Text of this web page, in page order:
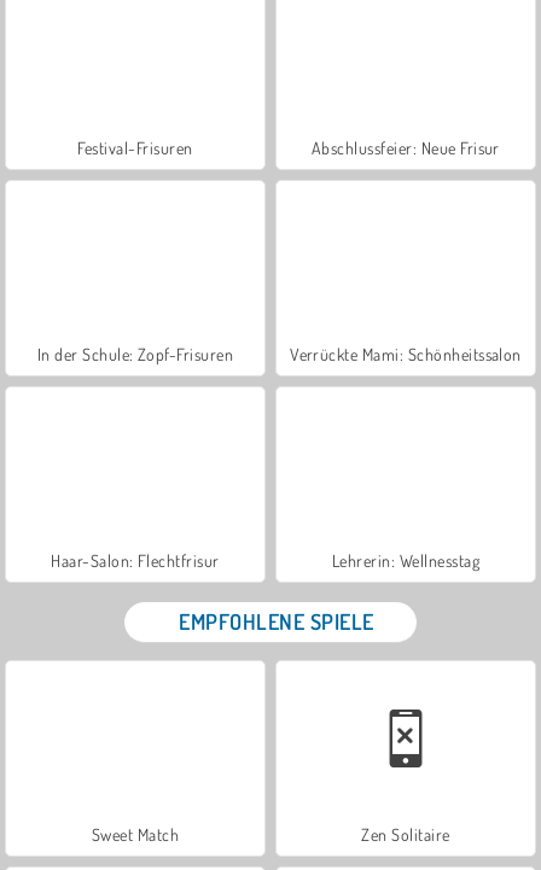
Festival-Frisuren Abschlussfeier: Neue Frisur
In der Schule: Zopf-Frisuren Verrückte Mami: Schönheitssalon
Haar-Salon: Flechtfrisur Lehrerin: Wellnesstag
EMPFOHLENE SPIELE
Sweet Match Zen Solitaire